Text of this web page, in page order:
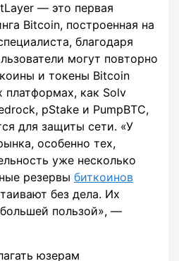
— это первая
Bitcoin, построенная на
благодаря
могут повторно
и токены Bitcoin
платформах, как Solv
pStake и PumpBTC,
для защиты сети. «У
особенно тех,
уже несколько
резервы биткоинов
без дела. Их
пользой», —
юзерам